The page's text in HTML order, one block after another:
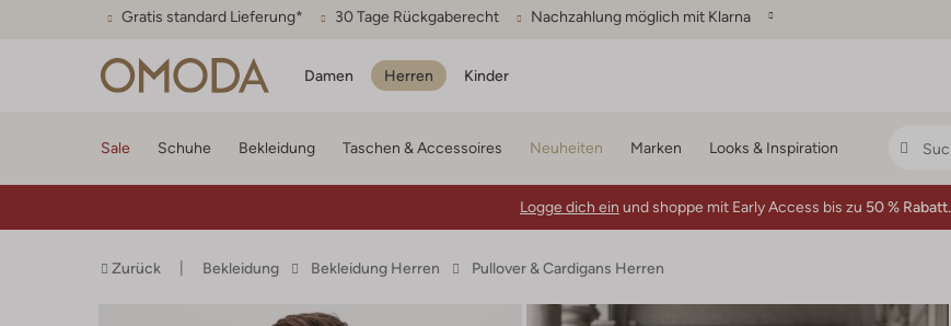
Gratis standard Lieferung* 30 Tage Rückgaberecht Nachzahlung möglich mit Klarna
Damen Herren Kinder
Sale Schuhe Bekleidung Taschen & Accessoires Neuheiten Marken Looks & Inspiration
Logge dich ein und shoppe mit Early Access bis zu 50 % Rabatt.
Zurück Bekleidung Bekleidung Herren Pullover & Cardigans Herren